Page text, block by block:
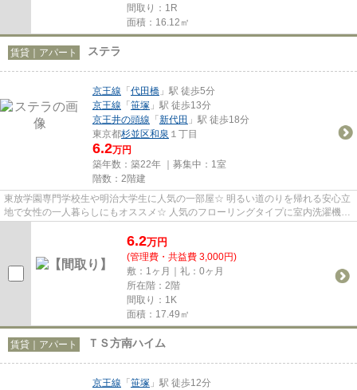
間取り：1R
面積：16.12㎡
賃貸｜アパート ステラ
京王線 「代田橋 」駅 徒歩5分
京王線 「笹塚 」駅 徒歩13分
京王井の頭線 「新代田 」駅 徒歩18分
東京都杉並区和泉 １丁目
6.2万円
築年数：築22年 ｜募集中： 1室
階数：2階建
東放学園専門学校生や明治大学生に人気の一部屋☆ 明るい道のりを帰れる安心立
地で女性の一人暮らしにもオススメ☆ 人気のフローリングタイプに室内洗濯機置
場。 2004年築の綺麗な室内で...
6.2万円
(管理費・共益費 3,000円)
敷：1ヶ月｜礼：0ヶ月
所在階：2階
間取り：1K
面積：17.49㎡
賃貸｜アパート ＴＳ方南ハイム
京王線 「笹塚 」駅 徒歩12分